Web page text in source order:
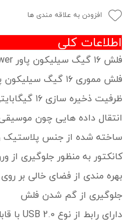
افزودن به علاقه مندی ها
اطلاعات کلی
فلش ۱۶ گیگ سیلیکون پاور Silicon Power
فلش مموری ۱۶ گیگ سیلیکون پاور
ظرفیت
انتقال داده هایی چون
ساخته شده از جنس پلاستیک
کانکتور به منظور جلوگیری از
بهره مندی از فضای خالی بر
جلوگیری از گم شدن فلش